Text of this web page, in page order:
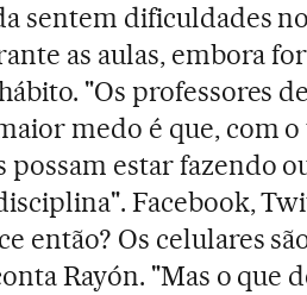
sentem dificuldades
as aulas, embora
"Os professores
medo é que, com
possam estar fazendo
Facebook,
então? Os celulares
Rayón. "Mas o que